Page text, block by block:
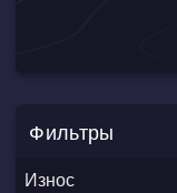
Фильтры
Износ